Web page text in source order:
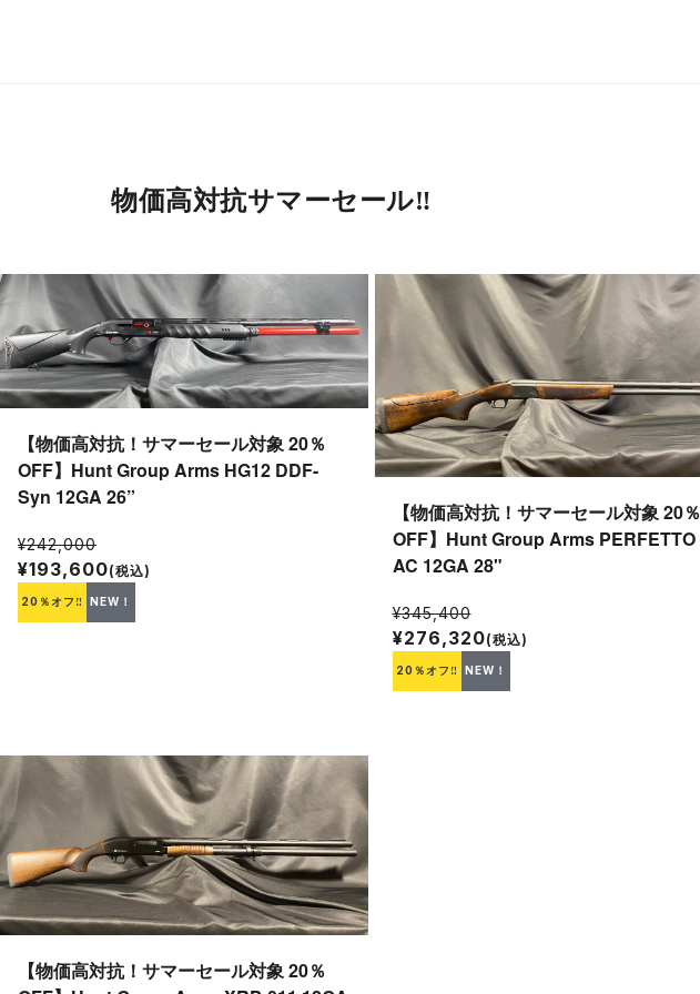
物価高対抗サマーセール‼︎
【物価高対抗！サマーセール対象 20％
OFF】Hunt Group Arms HG12 DDF-
Syn 12GA 26”
¥242,000
¥193,600(税込)
20％オフ‼ NEW！
【物価高対抗！サマーセール対象 20％
OFF】Hunt Group Arms PERFETTO
AC 12GA 28"
¥345,400
¥276,320(税込)
20％オフ‼ NEW！
【物価高対抗！サマーセール対象 20％